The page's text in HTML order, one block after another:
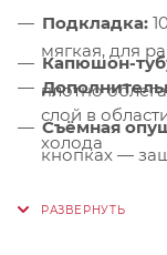
Подкладка:
мягкая, для
слой в
холода
Капюшон-
плотно
Съёмная
кнопках —
— от